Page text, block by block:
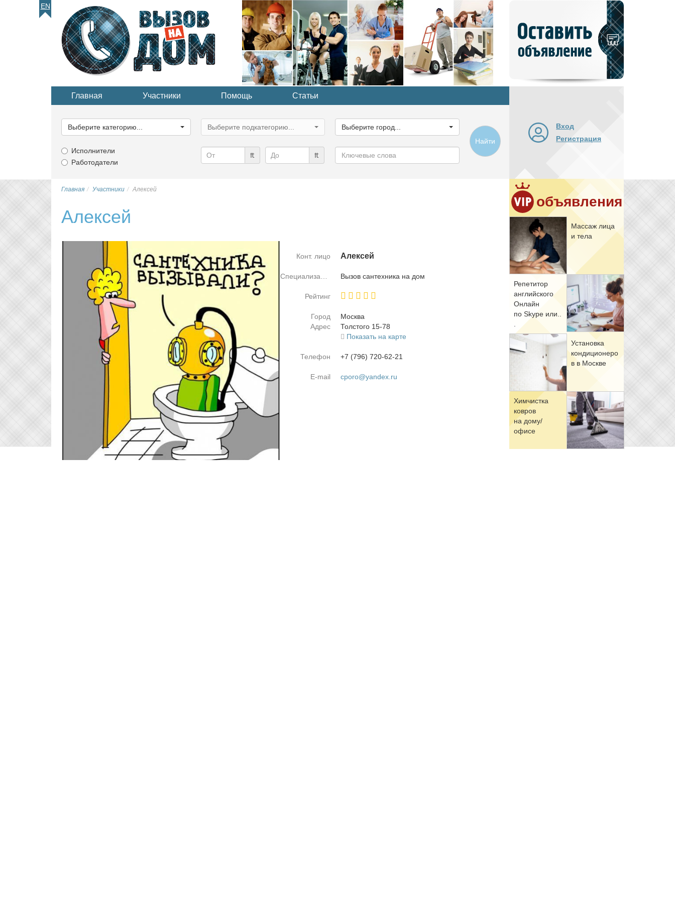
EN
объявление
Главная Участники Помощь Статьи
категорию...
Выберите категорию...
категорию...
Выберите подкатегорию...
город...
Выберите город...
Исполнители
Работодатели
₶ ₶
Ключевые
слова
Найти
Вход
Регистрация
объявления
Мас­саж ли­ца
и те­ла
Ре­пе­ти­тор
ан­глий­ско­го
Он­лайн
по Skype или..
Уста­нов­ка
кон­ди­ци­о­не­ро
в в Москве
Хим­чист­ка
ков­ров
на до­му/
офи­се
Главная Участники Алексей
Алексей
Конт. лицо Алек­сей
Вы­зов сан­тех­ни­ка на дом
Рейтинг
Город
Москва
Адрес
Тол­сто­го 15-78
Показать на карте
Телефон +7 (796) 720-62-21
E-mail cporo@yandex.ru